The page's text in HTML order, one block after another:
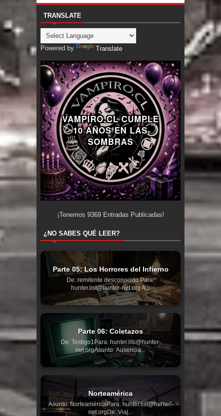
TRANSLATE
Powered by Translate
VAMPIRO.CL CUMPLE
10 AÑOS EN LAS
SOMBRAS
¡Tenemos 9369Entradas Publicadas!
¿NO SABES QUÉ LEER?
Parte 05: Los Horrores del Infierno
De: remitente desconocido Para:
hunter.list@hunter-net.org A...
Parte 06: Coletazos
De: Testigo1Para: hunter.lits@hunter-
net.orgAsunto: Ausencia...
Norteamérica
Asunto: NorteaméricaPara: hunter.list@hunter-
net.orgDe: Viaj...